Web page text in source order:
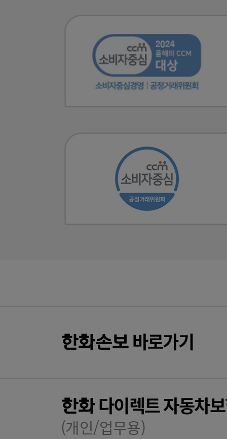
한화손보바로가기
한화다이렉트 자동차
(개인/업무용)